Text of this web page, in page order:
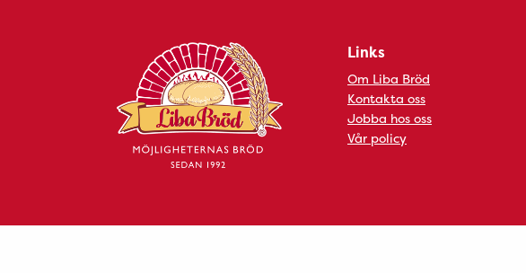
Links
Om Liba Bröd
Kontakta oss
Jobba hos oss
Vår policy